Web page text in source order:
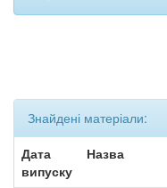
Знайдені матеріали:
Дата
випуску
Назва